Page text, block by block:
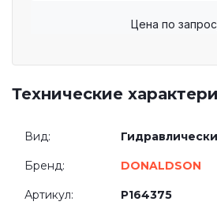
Цена по
Технические
Вид:
Бренд: DONALDSON
Артикул: P164375